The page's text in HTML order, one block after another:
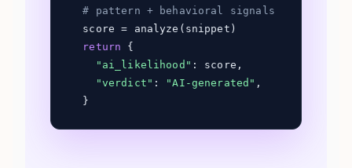
# pattern + behavioral signals
score = analyze(snippet)
return
{
"ai_likelihood" : score,
"verdict" : "AI-generated" ,
}